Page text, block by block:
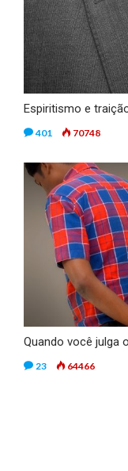
Espiritismo e
401 70748
Quando você julga
23 64466